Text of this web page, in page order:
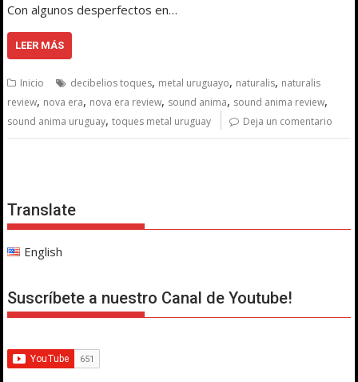
Con algunos desperfectos en…
LEER MÁS
Inicio decibelios toques, metal uruguayo, naturalis, naturalis
review, nova era, nova era review, sound anima, sound anima review,
sound anima uruguay,toques metal uruguay Deja un comentario
Translate
English
Suscríbete a nuestro Canal de Youtube!